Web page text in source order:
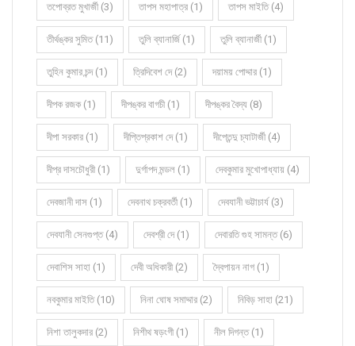
তপোব্রত মুখার্জী (3) তাপস মহাপাত্র (1) তাপস মাইতি (4)
তীর্থঙ্কর সুমিত (11) তুলি ব্যানার্জি (1) তুলি ব্যানার্জী (1)
তুহিন কুমার চন্দ (1) ত্রিদিবেশ দে (2) দয়াময় পোদ্দার (1)
দীপক রজক (1) দীপঙ্কর বাগচী (1) দীপঙ্কর বৈদ্য (8)
দীপা সরকার (1) দীপ্তিপ্রকাশ দে (1) দীপ্তেন্দু চ্যাটার্জী (4)
দীপ্র দাসচৌধুরী (1) দুর্গাপদ মন্ডল (1) দেবকুমার মুখোপাধ্যায় (4)
দেবজানী দাস (1) দেবনাথ চক্রবর্তী (1) দেবযানী ভট্টাচার্য (3)
দেবযানী সেনগুপ্ত (4) দেবশ্রী দে (1) দেবারতি গুহ সামন্ত (6)
দেবাশিস সাহা (1) দেবী অধিকারী (2) দ্বৈপায়ন নাগ (1)
নবকুমার মাইতি (10) নিনা ঘোষ সমাদ্দার (2) নিবিড় সাহা (21)
নিশা তালুকদার (2) নিশীথ ষড়ংগী (1) নীল দিগন্ত (1)